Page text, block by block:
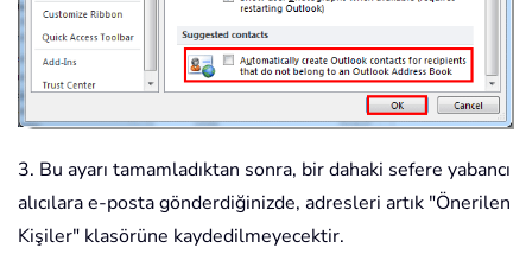
3. Bu ayarı tamamladıktan sonra, bir dahaki sefere yabancı
alıcılara e-posta gönderdiğinizde, adresleri artık "Önerilen
Kişiler" klasörüne kaydedilmeyecektir.